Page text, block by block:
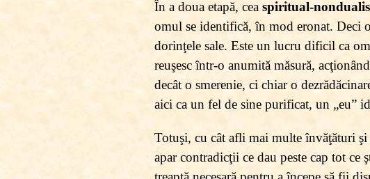
În a doua etapă, cea spiritual-
omul se identifică, în mod eronat. Deci
dorinţele sale. Este un lucru dificil ca
reuşesc într-o anumită măsură,
decât o smerenie, ci chiar o
aici ca un fel de sine purificat, un „eu”
Totuşi, cu cât afli mai multe învăţături
apar contradicţii ce dau peste cap tot